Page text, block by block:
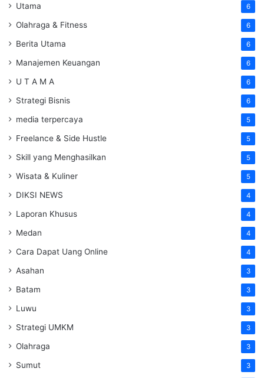
Utama 6
Olahraga & Fitness 6
Berita Utama 6
Manajemen Keuangan 6
U T A M A 6
Strategi Bisnis 6
media terpercaya 5
Freelance & Side Hustle 5
Skill yang Menghasilkan 5
Wisata & Kuliner 5
DIKSI NEWS 4
Laporan Khusus 4
Medan 4
Cara Dapat Uang Online 4
Asahan 3
Batam 3
Luwu 3
Strategi UMKM 3
Olahraga 3
Sumut 3